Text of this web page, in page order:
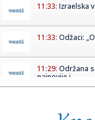
11:33: Izraelska
11:33: Odžaci:
11:29: Održana
najnovije i...